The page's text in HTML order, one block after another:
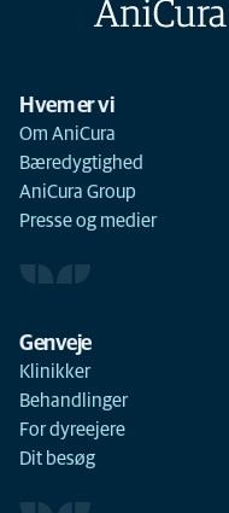
Hvem er vi
Om AniCura
Bæredygtighed
AniCura Group
Presse og medier
Genveje
Klinikker
Behandlinger
For dyreejere
Dit besøg